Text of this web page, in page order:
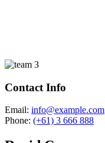
Contact Info
Email: info@example.com
Phone: (+61) 3 666 888